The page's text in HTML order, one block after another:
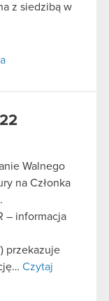
z siedzibą w
Walnego
na Członka
– informacja
przekazuje
Czytaj